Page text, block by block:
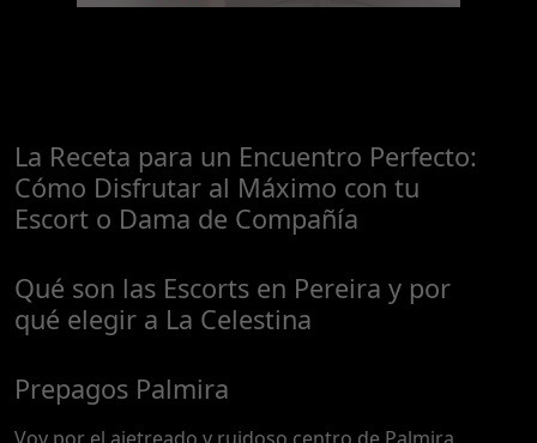
La Receta para un Encuentro Perfecto:
Cómo Disfrutar al Máximo con tu
Escort o Dama de Compañía
Qué son las Escorts en Pereira y por
qué elegir a La Celestina
Prepagos Palmira